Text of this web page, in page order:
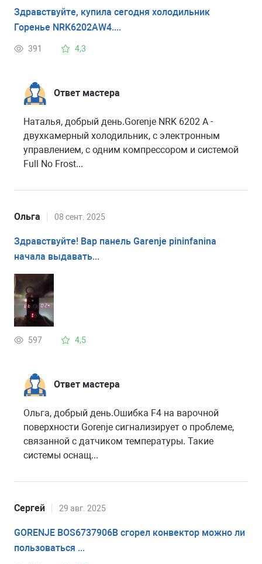
Здравствуйте, купила сегодня холодильник
Горенье NRK6202AW4....
391 4,3
Ответ мастера
Наталья, добрый день.Gorenje NRK 6202 A -
двухкамерный холодильник, с электронным
управлением, с одним компрессором и системой
Full No Frost...
Ольга 08 сент. 2025
Здравствуйте! Вар панель Garenje pininfanina
начала выдавать...
597 4,5
Ответ мастера
Ольга, добрый день.Ошибка F4 на варочной
поверхности Gorenje сигнализирует о проблеме,
связанной с датчиком температуры. Такие
системы оснащ...
Сергей 29 авг. 2025
GORENJE BOS6737906B сгорел конвектор можно ли
пользоваться ...